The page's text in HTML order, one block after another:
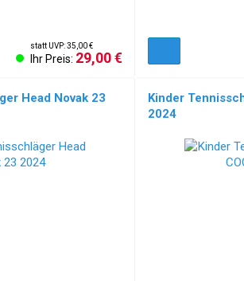
statt UVP: 35,00 €
Ihr Preis: 29,00 €
Head Novak 23
Kinder
2024